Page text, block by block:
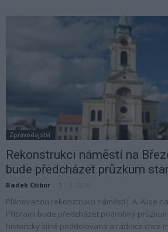
Zpravodajství
Rekonstrukci náměstí na
bude předcházet průzkum
Radek Ctibor
Plánovanou rekonstrukci náměstí J. A. Alise
Příbrami bude předcházet podrobný
historicky silně poddolovaná a radnice chce